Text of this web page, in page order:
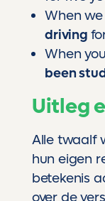
When
driving
When
been
Uitleg
Alle twaalf
hun eigen
betekenis